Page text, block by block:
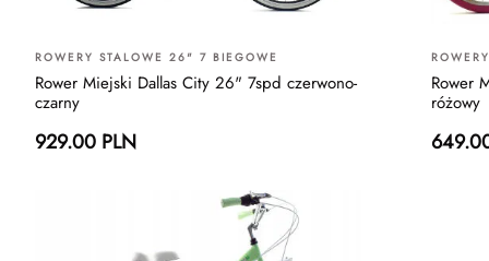
ROWERY STALOWE 26" 7 BIEGOWE
Rower Miejski Dallas City 26" 7spd czerwono-
czarny
929.00 PLN
Rower
różowy